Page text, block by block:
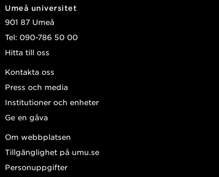
Umeå universitet
901 87 Umeå
Tel: 090-786 50 00
Hitta till oss
Kontakta oss
Press och media
Institutioner och enheter
Ge en gåva
Om webbplatsen
Tillgänglighet på umu.se
Personuppgifter